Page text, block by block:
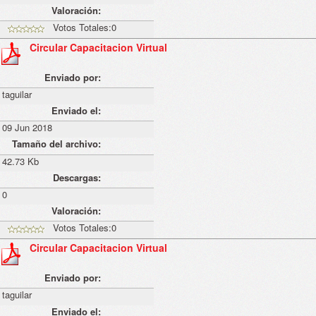
Valoración:
Votos Totales:0
Circular Capacitacion Virtual
Enviado por:
taguilar
Enviado el:
09 Jun 2018
Tamaño del archivo:
42.73 Kb
Descargas:
0
Valoración:
Votos Totales:0
Circular Capacitacion Virtual
Enviado por:
taguilar
Enviado el: